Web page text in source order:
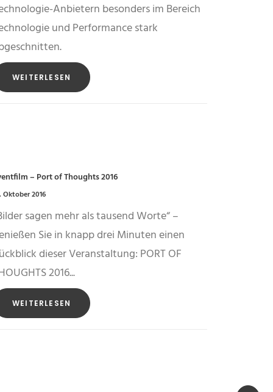
Anbietern besonders im Bereich
und Performance stark
WEITERLESEN
– Port of Thoughts 2016
Oktober 2016
sagen mehr als tausend Worte“ –
Sie in knapp drei Minuten einen
dieser Veranstaltung: PORT OF
2016...
WEITERLESEN